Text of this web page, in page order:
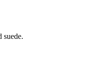
suede.